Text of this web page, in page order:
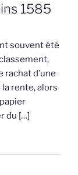
1585
souvent été
rachat d’une
rente, alors
du […]